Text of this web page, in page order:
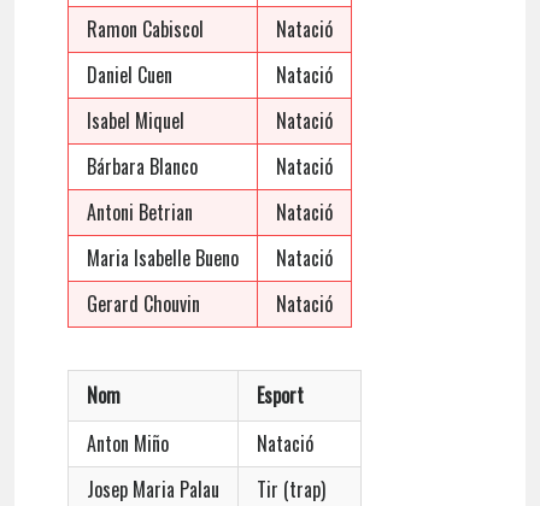
Ramon Cabiscol
Natació
Daniel Cuen
Natació
Isabel Miquel
Natació
Bárbara Blanco
Natació
Antoni Betrian
Natació
Maria Isabelle Bueno
Natació
Gerard Chouvin
Natació
Nom
Esport
Anton Miño
Natació
Josep Maria Palau
Tir (trap)